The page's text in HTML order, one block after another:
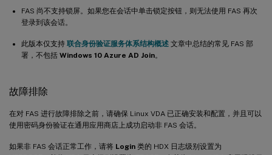
FAS 尚不支持锁屏。如果您在会话中单击锁定按钮，则无法使用 FAS 再次
登录到该会话。
此版本仅支持 联合身份验证服务体系结构概述 文章中总结的常见 FAS 部
署，不包括 Windows 10 Azure AD Join。
故障排除
在对 FAS 进行故障排除之前，请确保 Linux VDA 已正确安装和配置，并且可以
使用密码身份验证在通用应用商店上成功启动非 FAS 会话。
如果非 FAS 会话正常工作，请将 Login 类的 HDX 日志级别设置为